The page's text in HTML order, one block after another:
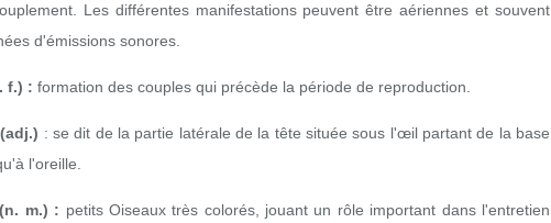
Les différentes manifestations peuvent être aériennes et souvent
d'émissions sonores.
f.) : formation des couples qui précède la période de reproduction.
: se dit de la partie latérale de la tête située sous l'œil partant de la base
l'oreille.
m.) : petits Oiseaux très colorés, jouant un rôle important dans l'entretien